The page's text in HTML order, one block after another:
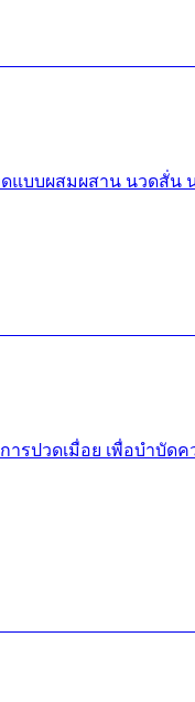
แบบผสมผสาน นวดสั่
การปวดเมื่อย เพื่อบำ